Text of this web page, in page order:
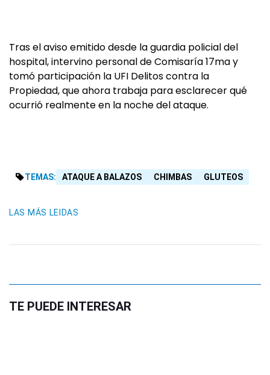
Tras el aviso emitido desde la guardia policial del
hospital, intervino personal de Comisaría 17ma y
tomó participación la UFI Delitos contra la
Propiedad, que ahora trabaja para esclarecer qué
ocurrió realmente en la noche del ataque.
TEMAS: ATAQUE A BALAZOS CHIMBAS GLUTEOS
LAS MÁS LEIDAS
TE PUEDE INTERESAR